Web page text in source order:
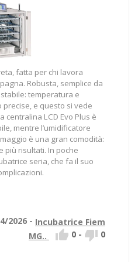
fatta per chi lavora
Robusta, semplice da
temperatura e
precise, e questo si vede
centralina LCD Evo Plus è
mentre l’umidificatore
è una gran comodità:
più risultati. In poche
seria, che fa il suo
2026 - Incubatrice Fiem
MG..
 0 -  0